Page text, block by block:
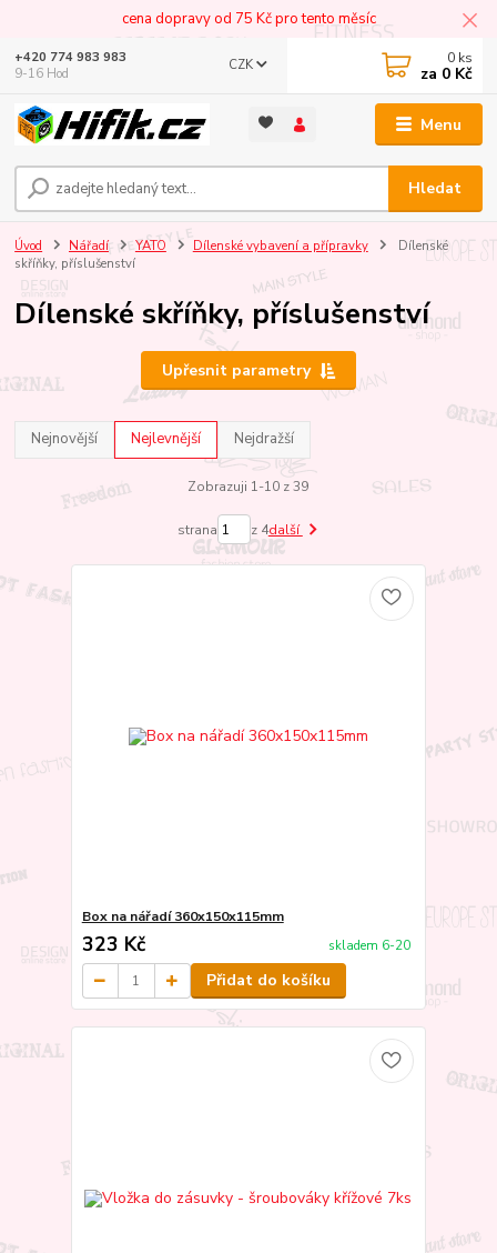
cena dopravy od 75 Kč pro tento měsíc
Menu
CZK
Hledat
+420 774 983 983
9-16 Hod
0 ks
za 0 Kč
Úvod Nářadí YATO Dílenské vybavení a přípravky
Dílenské
skříňky, příslušenství
Dílenské skříňky, příslušenství
Upřesnit parametry
Nejnovější Nejlevnější Nejdražší
Zobrazuji 1-10 z 39
strana z 4další
Box na nářadí 360x150x115mm
323 Kč skladem 6-20
Přidat do košíku